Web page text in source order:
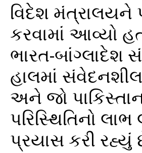
વિદેશ મંત્રાલયને
કરવામાં આવ્યો
ભારત-બાંગ્લાદેશ
હાલમાં
અને જો
પરિસ્થિતિનો લાભ
પ્રયાસ કરી રહ્યું